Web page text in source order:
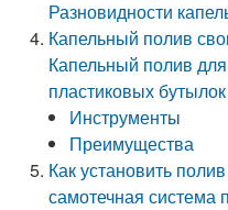
Разновидности
Капельный полив
Капельный полив
пластиковых бутылок
Инструменты
Преимущества
Как установить
самотечная система